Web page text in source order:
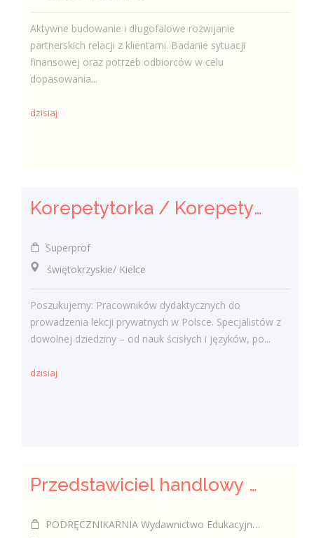
Aktywne budowanie i długofalowe rozwijanie
partnerskich relacji z klientami. Badanie sytuacji
finansowej oraz potrzeb odbiorców w celu
dopasowania...
dzisiaj
Korepetytorka / Korepetytor
Superprof
świętokrzyskie/ Kielce
Poszukujemy: Pracowników dydaktycznych do
prowadzenia lekcji prywatnych w Polsce. Specjalistów z
dowolnej dziedziny – od nauk ścisłych i języków, po...
dzisiaj
Przedstawiciel handlowy / Przedstawicielka handlowa w branży edukacyjnej
PODRĘCZNIKARNIA Wydawnictwo Edukacyjne Sp. z o.o.